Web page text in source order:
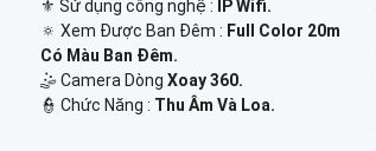
⚜️ Sử dụng công nghệ :
IP Wifi.
🔅 Xem Được Ban Đêm : Full Color 20m
Có Màu Ban Ðêm.
🤹 Camera DòngXoay 360.
️👮 Chức Năng : Thu Âm Và Loa.